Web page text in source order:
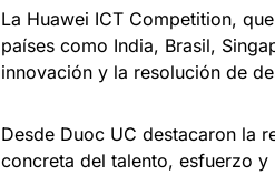
La Huawei ICT Competition,
países como India, Brasil,
innovación y la resolución de
Desde Duoc UC destacaron la
concreta del talento, esfuerzo